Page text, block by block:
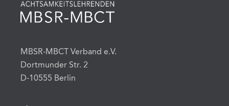
MBSR-MBCT Verband e.V.
Dortmunder Str. 2
D-10555 Berlin